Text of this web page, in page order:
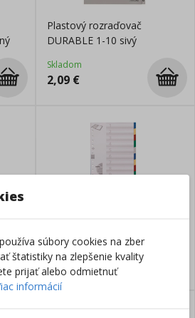
Plastový rozraďovač
DURABLE 1-10 sivý
Skladom
2,09 €
Skladom
3,79 €
súbory cookies na zber
štatistiky na zlepšenie kvality
prijať alebo odmietnuť
informácií